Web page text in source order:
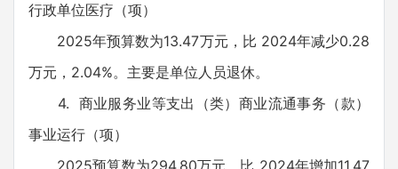
行政单位医疗（项）
2025年预算数为13.47万元，比 2024年减少0.28
万元，2.04%。主要是单位人员退休。
4. 商业服务业等支出（类）商业流通事务（款）
事业运行（项）
2025预算数为294.80万元，比 2024年增加11.47